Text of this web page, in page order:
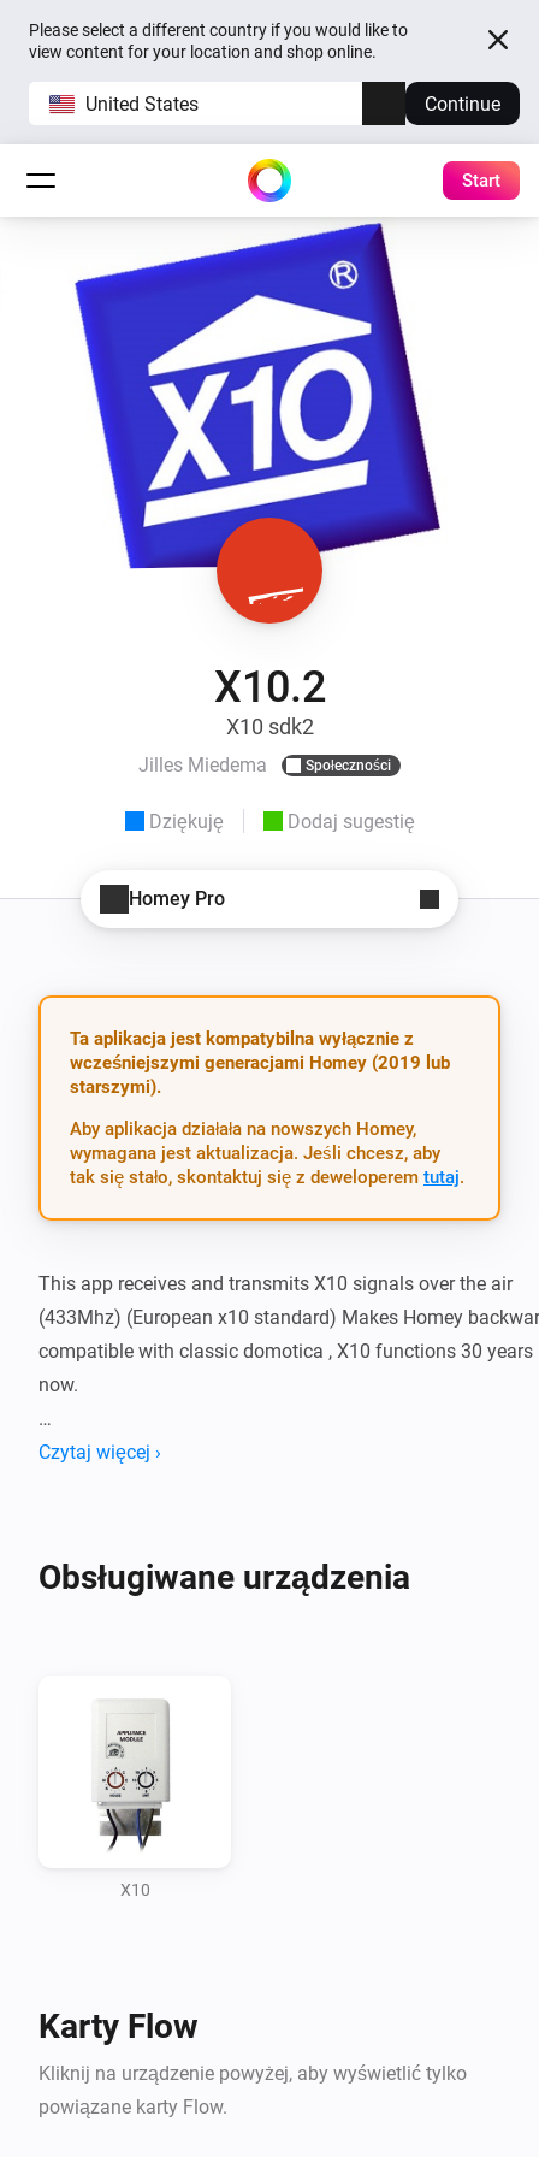
Please select a different country if you would like to
view content for your location and shop online.
United States Continue
Start
X10.2
X10 sdk2
Jilles Miedema Społeczności
Dziękuję Dodaj sugestię
Homey Pro
Ta aplikacja jest kompatybilna wyłącznie z
wcześniejszymi generacjami Homey (2019 lub
starszymi).
Aby aplikacja działała na nowszych Homey,
wymagana jest aktualizacja. Jeśli chcesz, aby
tak się stało, skontaktuj się z deweloperem tutaj.
This app receives and transmits X10 signals over the air
(433Mhz) (European x10 standard) Makes Homey
compatible with classic domotica , X10 functions 30 years
now.
What works:
alarm in one sensor)
-   All commands not yet implemented.
-   The app shows all kind of referencing and extending
possible in node.js 4.6.0 with Ecma6 , programming it was
excercise for Ecma6 and referencing
25-11-2016 admitted to github. and asked admisson app
27-11 -2016 removed not used save button from
Czytaj więcej ›
Obsługiwane urządzenia
X10
Karty Flow
Kliknij na urządzenie powyżej, aby wyświetlić tylko
powiązane karty Flow.